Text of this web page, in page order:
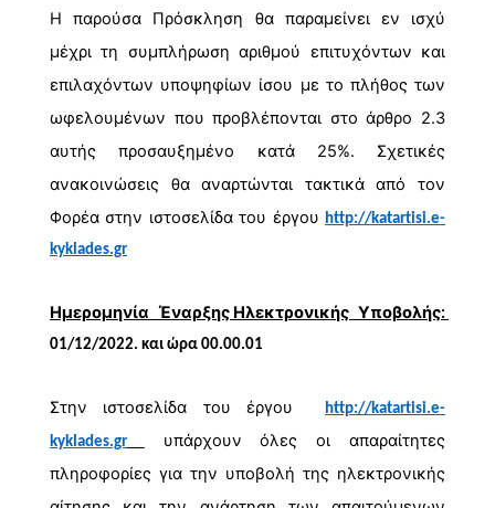
Η παρούσα Πρόσκληση θα παραμείνει εν ισχύ
μέχρι τη συμπλήρωση αριθμού επιτυχόντων και
επιλαχόντων υποψηφίων ίσου με το πλήθος των
ωφελουμένων που προβλέπονται στο άρθρο 2.3
αυτής προσαυξημένο κατά 25%. Σχετικές
ανακοινώσεις θα αναρτώνται τακτικά από τον
Φορέα στην ιστοσελίδα του έργου http://katartisi.e-
kyklades.gr
Ημερομηνία Έναρξης Ηλεκτρονικής Υποβολής
01/12/2022. και ώρα 00.00.01
Στην ιστοσελίδα του έργου
http://katartisi.e-
kyklades.gr
υπάρχουν όλες οι απαραίτητες
πληροφορίες για την υποβολή της ηλεκτρονικής